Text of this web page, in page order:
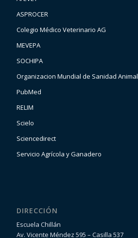
ASPROCER
Colegio Médico Veterinario AG
MEVEPA
SOCHIPA
Organizacion Mundial de Sanidad Animal
PubMed
RELIM
Scielo
Sciencedirect
Servicio Agrícola y Ganadero
DIRECCIÓN
Escuela Chillán
Av. Vicente Méndez 595 – Casilla 537